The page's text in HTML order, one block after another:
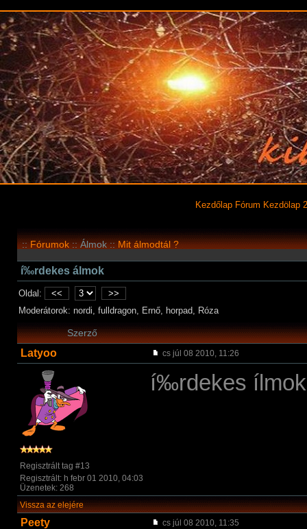
Kezdőlap Fórum Kezdölap
::Fórumok:: Álmok ::Mit álmodtál ?
í‰rdekes álmok
Oldal: <<
>>
Moderátorok: nordi, fulldragon, Ernő, horpad, Róza
Szerző
Latyoo cs júl 08 2010, 11:26
Regisztrált tag #13
Regisztrált: h febr 01 2010, 04:03
Üzenetek: 268
í‰rdekes
Vissza az elejére
Peety cs júl 08 2010, 11:35